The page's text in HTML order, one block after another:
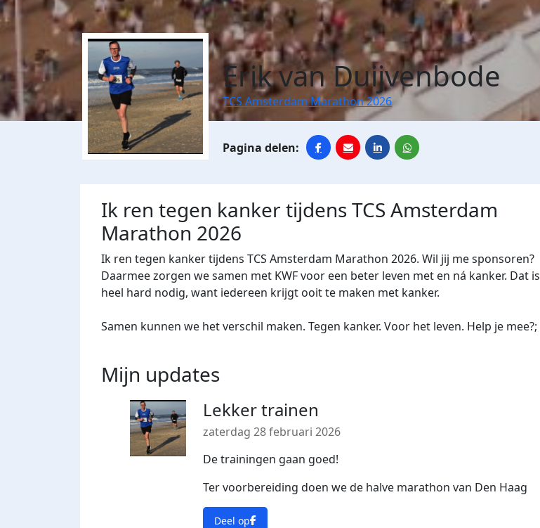
Erik van Duijvenbode
TCS Amsterdam Marathon 2026
Ik ren tegen kanker tijdens TCS Amsterdam
Marathon 2026
Ik ren tegen kanker tijdens TCS Amsterdam Marathon 2026. Wil jij me sponsoren?
Daarmee zorgen we samen met KWF voor een beter leven met en ná kanker. Dat is
heel hard nodig, want iedereen krijgt ooit te maken met kanker.
Samen kunnen we het verschil maken. Tegen kanker. Voor het leven. Help je mee?;
Mijn updates
Lekker trainen
zaterdag 28 februari 2026
De trainingen gaan goed!
Ter voorbereiding doen we de halve marathon van Den Haag
Deel op